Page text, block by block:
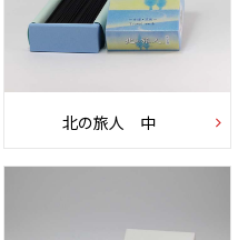
北の旅人 中